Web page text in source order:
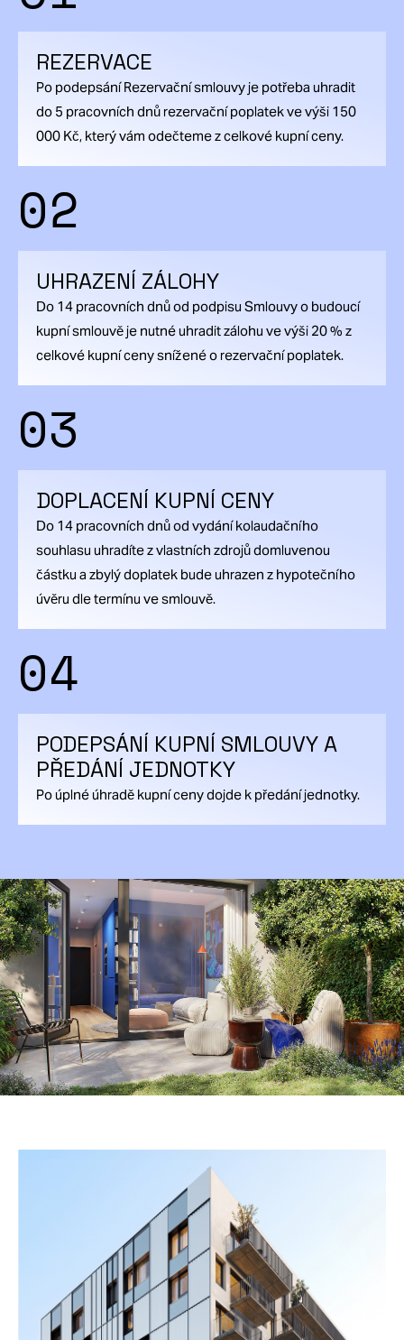
REZERVACE
Po podepsání Rezervační smlouvy je potřeba uhradit
do 5 pracovních dnů rezervační poplatek ve výši 150
000 Kč, který vám odečteme z celkové kupní ceny.
02
UHRAZENÍ ZÁLOHY
Do 14 pracovních dnů od podpisu Smlouvy o budoucí
kupní smlouvě je nutné uhradit zálohu ve výši 20 % z
celkové kupní ceny snížené o rezervační poplatek.
03
DOPLACENÍ KUPNÍ CENY
Do 14 pracovních dnů od vydání kolaudačního
souhlasu uhradíte z vlastních zdrojů domluvenou
částku a zbylý doplatek bude uhrazen z hypotečního
úvěru dle termínu ve smlouvě.
04
PODEPSÁNÍ KUPNÍ SMLOUVY A
PŘEDÁNÍ JEDNOTKY
Po úplné úhradě kupní ceny dojde k předání jednotky.